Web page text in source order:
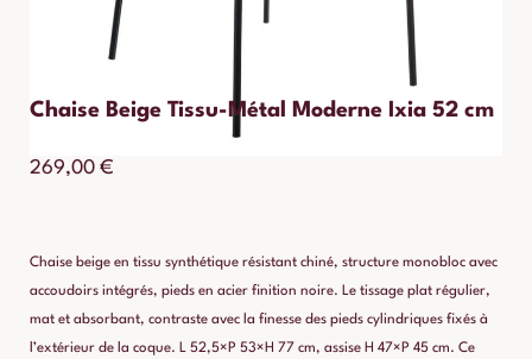
Chaise Beige Tissu-Métal Moderne Ixia 52 cm
269,00 €
Chaise beige en tissu synthétique résistant chiné, structure monobloc avec
accoudoirs intégrés, pieds en acier finition noire. Le tissage plat régulier,
mat et absorbant, contraste avec la finesse des pieds cylindriques fixés à
l’extérieur de la coque. L 52,5×P 53×H 77 cm, assise H 47×P 45 cm. Ce